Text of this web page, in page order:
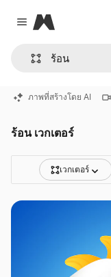
Close menu
Magnific
ภาพที่สร้างโดย AI
ร้อน เวกเตอร์
เวกเตอร์